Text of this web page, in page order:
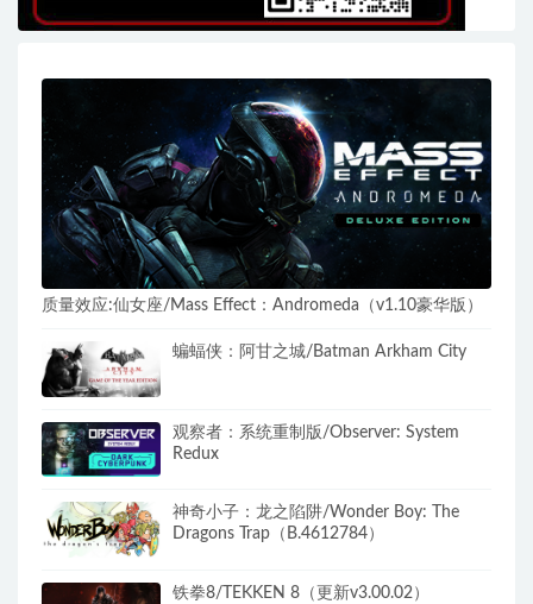
质量效应:仙女座/Mass Effect：Andromeda（v1.10豪华版）
蝙蝠侠：阿甘之城/Batman Arkham City
观察者：系统重制版/Observer: System
Redux
神奇小子：龙之陷阱/Wonder Boy: The
Dragons Trap（B.4612784）
铁拳8/TEKKEN 8（更新v3.00.02）